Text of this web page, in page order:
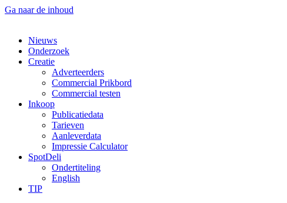
Ga naar de inhoud
Nieuws
Onderzoek
Creatie
Adverteerders
Commercial Prikbord
Commercial testen
Inkoop
Publicatiedata
Tarieven
Aanleverdata
Impressie Calculator
SpotDeli
Ondertiteling
English
TIP